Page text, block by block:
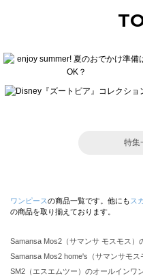
特集
ワンピースの商品一覧です。他にも ス
の商品を取り揃えております。
Samansa Mos2（サマンサ モスモス）
Samansa Mos2 home's（サマンサモ
SM2（エスエムツー）のオールインワ